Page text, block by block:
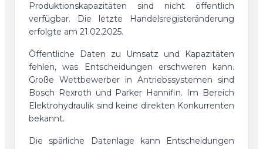
Produktionskapazitäten sind nicht öffentlich
verfügbar. Die letzte Handelsregisteränderung
erfolgte am 21.02.2025.
Öffentliche Daten zu Umsatz und Kapazitäten
fehlen, was Entscheidungen erschweren kann.
Große Wettbewerber in Antriebssystemen sind
Bosch Rexroth und Parker Hannifin. Im Bereich
Elektrohydraulik sind keine direkten Konkurrenten
bekannt.
Die spärliche Datenlage kann Entscheidungen